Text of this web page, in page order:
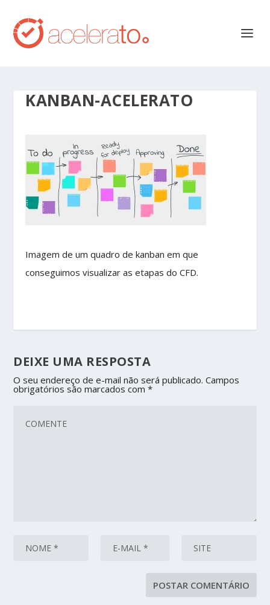
KANBAN-ACELERATO
Imagem de um quadro de kanban em que
conseguimos visualizar as etapas do CFD.
DEIXE UMA RESPOSTA
O seu endereço de e-mail não será publicado. Campos
obrigatórios são marcados com*